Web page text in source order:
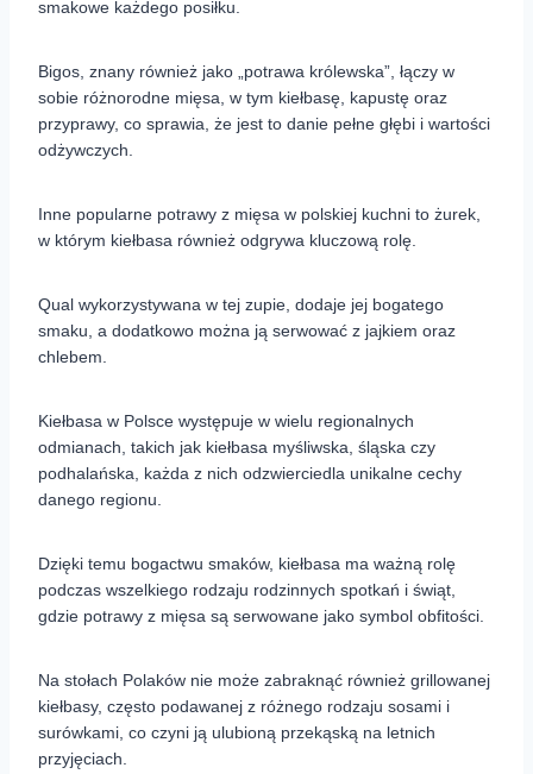
smakowe każdego posiłku.
Bigos, znany również jako „potrawa królewska”, łączy w
sobie różnorodne mięsa, w tym kiełbasę, kapustę oraz
przyprawy, co sprawia, że jest to danie pełne głębi i wartości
odżywczych.
Inne popularne potrawy z mięsa w polskiej kuchni to żurek,
w którym kiełbasa również odgrywa kluczową rolę.
Qual wykorzystywana w tej zupie, dodaje jej bogatego
smaku, a dodatkowo można ją serwować z jajkiem oraz
chlebem.
Kiełbasa w Polsce występuje w wielu regionalnych
odmianach, takich jak kiełbasa myśliwska, śląska czy
podhalańska, każda z nich odzwierciedla unikalne cechy
danego regionu.
Dzięki temu bogactwu smaków, kiełbasa ma ważną rolę
podczas wszelkiego rodzaju rodzinnych spotkań i świąt,
gdzie potrawy z mięsa są serwowane jako symbol obfitości.
Na stołach Polaków nie może zabraknąć również grillowanej
kiełbasy, często podawanej z różnego rodzaju sosami i
surówkami, co czyni ją ulubioną przekąską na letnich
przyjęciach.